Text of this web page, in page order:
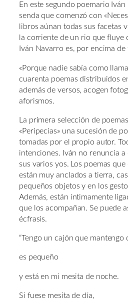
En este segundo poemario
senda que comenzó con
libros aúnan todas sus facetas
la corriente de un rio que fluye
Iván Navarro es, por encima
«Porque nadie sabía como
cuarenta poemas distribuidos
además de versos, acogen
aforismos.
La primera selección de
«Peripecias» una sucesión de
tomadas por el propio autor.
intenciones. Iván no renuncia
sus varios yos. Los poemas
están muy anclados a tierra,
pequeños objetos y en los
Además, están íntimamente
que los acompañan. Se puede
écfrasis.
“Tengo un cajón que mantengo
es pequeño
y está en mi mesita de noche.
Si fuese mesita de día,